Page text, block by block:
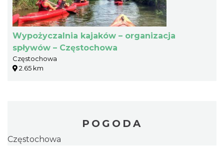
Wypożyczalnia kajaków – organizacja
spływów – Częstochowa
Częstochowa
2.65 km
POGODA
Częstochowa